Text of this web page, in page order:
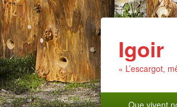
Igoir
« L’escargot,
Menu
Que vivent